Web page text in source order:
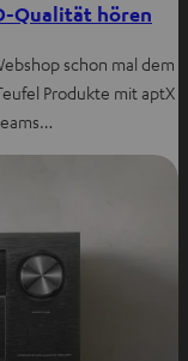
Qualität hören
schon mal dem
Produkte mit aptX